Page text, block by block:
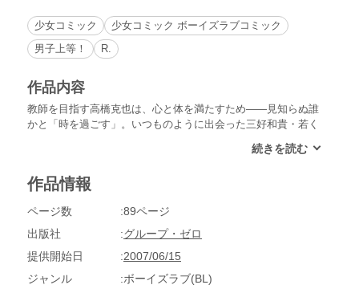
少女コミック
少女コミック ボーイズラブコミック
男子上等！
R.
作品内容
教師を目指す高橋克也は、心と体を満たすため――見知らぬ誰
かと「時を過ごす」。いつものように出会った三好和貴・若く
れ…！」とプロポーズしてきた!?可愛い男子がてんこ盛り、キ
作品情報
ページ数
89ページ
出版社
グループ・ゼロ
提供開始日
2007/06/15
ジャンル
ボーイズラブ(BL)